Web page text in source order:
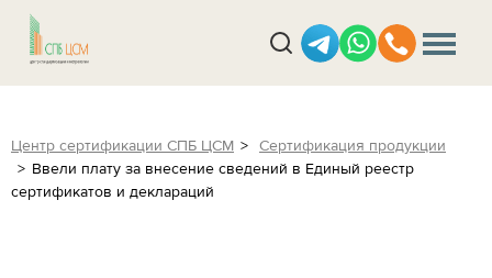
Центр сертификации СПБ ЦСМ
Сертификация продукции
Ввели плату за внесение сведений в Единый реестр
сертификатов и деклараций